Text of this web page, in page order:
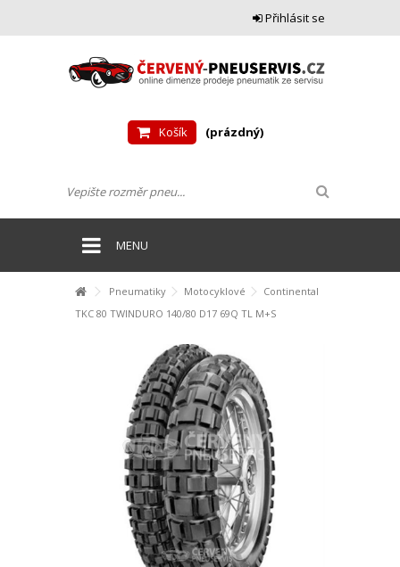
Přihlásit se
Košík (prázdný)
MENU
Pneumatiky Motocyklové
Continental
TKC 80 TWINDURO 140/80 D17 69Q TL M+S